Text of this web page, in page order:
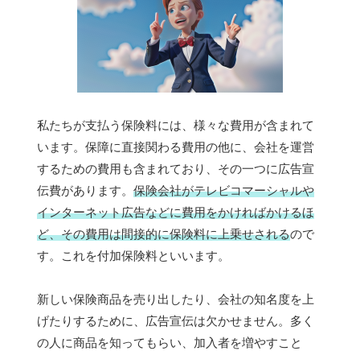
私たちが支払う保険料には、様々な費用が含まれて
います。保障に直接関わる費用の他に、会社を運営
するための費用も含まれており、その一つに広告宣
伝費があります。 保険会社がテレビコマーシャルや
インターネット広告などに費用をかければかけるほ
ど、その費用は間接的に保険料に上乗せされるので
す。これを付加保険料といいます。
新しい保険商品を売り出したり、会社の知名度を上
げたりするために、広告宣伝は欠かせません。多く
の人に商品を知ってもらい、加入者を増やすこと